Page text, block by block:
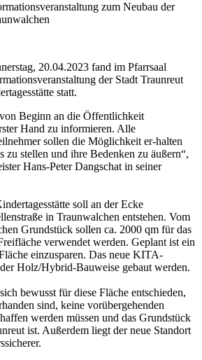
zum Neubau der
20.04.2023 fand im Pfarrsaal
der Stadt Traunreut
statt.
Beginn an die Öffentlichkeit
Hand zu informieren. Alle
sollen die Möglichkeit er-halten
zu stellen und ihre Bedenken zu äußern“,
Hans-Peter Dangschat in seiner
soll an der Ecke
in Traunwalchen entstehen. Vom
Grundstück sollen ca. 2000 qm für das
verwendet werden. Geplant ist ein
einzusparen. Das neue KITA-
Holz/Hybrid-Bauweise gebaut werden.
bewusst für diese Fläche entschieden,
sind, keine vorübergehenden
werden müssen und das Grundstück
ist. Außerdem liegt der neue Standort